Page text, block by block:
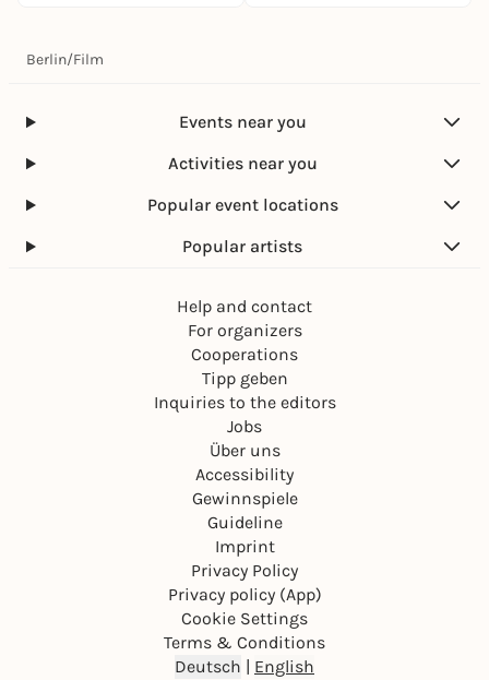
Berlin/Film
Events near you
Activities near you
Popular event locations
Popular artists
Help and contact
For organizers
Cooperations
Tipp geben
Inquiries to the editors
Jobs
Über uns
Accessibility
Gewinnspiele
Guideline
Imprint
Privacy Policy
Privacy policy (App)
Cookie Settings
Terms & Conditions
Deutsch | English